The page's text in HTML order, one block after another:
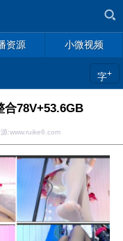
资源 小微视频
字+
78V+53.6GB